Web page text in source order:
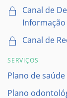
Canal de
Informação
Canal de
SERVIÇOS
Plano de
Plano